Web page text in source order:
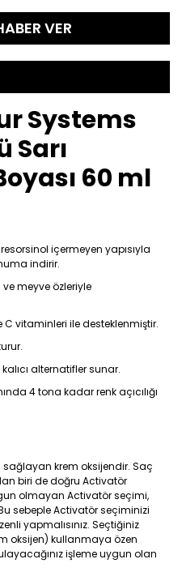
VER
Systems
Sarı
60 ml
içermeyen yapısıyla
indirir.
ve meyve özleriyle
C vitaminleri ile desteklenmiştir.
kalıcı alternatifler sunar.
4 tona kadar renk açıcılığı
sağlayan krem oksijendir. Saç
biri de doğru Activatör
olmayan Activatör seçimi,
sebeple Activatör seçiminizi
yapmalısınız. Seçtiğiniz
oksijen) kullanmaya özen
işleme uygun olan